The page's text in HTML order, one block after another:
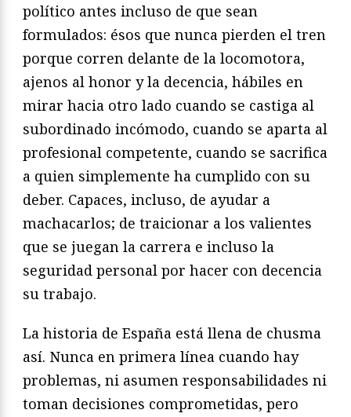
político antes incluso de que sean
formulados: ésos que nunca pierden el tren
porque corren delante de la locomotora,
ajenos al honor y la decencia, hábiles en
mirar hacia otro lado cuando se castiga al
subordinado incómodo, cuando se aparta al
profesional competente, cuando se sacrifica
a quien simplemente ha cumplido con su
deber. Capaces, incluso, de ayudar a
machacarlos; de traicionar a los valientes
que se juegan la carrera e incluso la
seguridad personal por hacer con decencia
su trabajo.
La historia de España está llena de chusma
así. Nunca en primera línea cuando hay
problemas, ni asumen responsabilidades ni
toman decisiones comprometidas, pero